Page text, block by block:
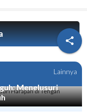

Lainnya
Menelusuri